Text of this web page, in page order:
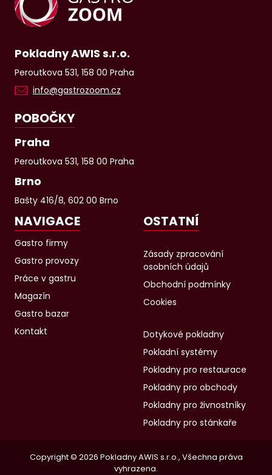
Pokladny AWIS s.r.o.
Peroutkova 531, 158 00 Praha
info@gastrozoom.cz
POBOČKY
Praha
Peroutkova 531, 158 00 Praha
Brno
Bašty 416/8, 602 00 Brno
NAVIGACE
Gastro firmy
Gastro provozy
Práce v gastru
Magazín
Gastro bazar
Kontakt
OSTATNÍ
Zásady zpracování
osobních údajů
Obchodní podmínky
Cookies
Dotykové pokladny
Pokladní systémy
Pokladny pro restaurace
Pokladny pro obchody
Pokladny pro živnostníky
Pokladny pro stánkaře
Copyright © 2026 Pokladny AWIS s.r.o., Všechna práva
vyhrazena.